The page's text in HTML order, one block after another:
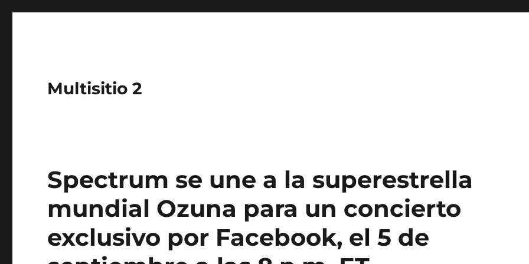
Multisitio 2
Spectrum se une a la superestrella
mundial Ozuna para un concierto
exclusivo por Facebook, el 5 de